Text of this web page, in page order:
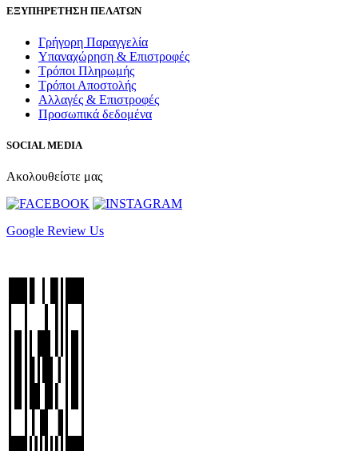
ΕΞΥΠΗΡΕΤΗΣΗ ΠΕΛΑΤΩΝ
Γρήγορη Παραγγελία
Υπαναχώρηση & Επιστροφές
Τρόποι Πληρωμής
Τρόποι Αποστολής
Αλλαγές & Επιστροφές
Προσωπικά δεδομένα
SOCIAL MEDIA
Ακολουθείστε μας
Google Review Us